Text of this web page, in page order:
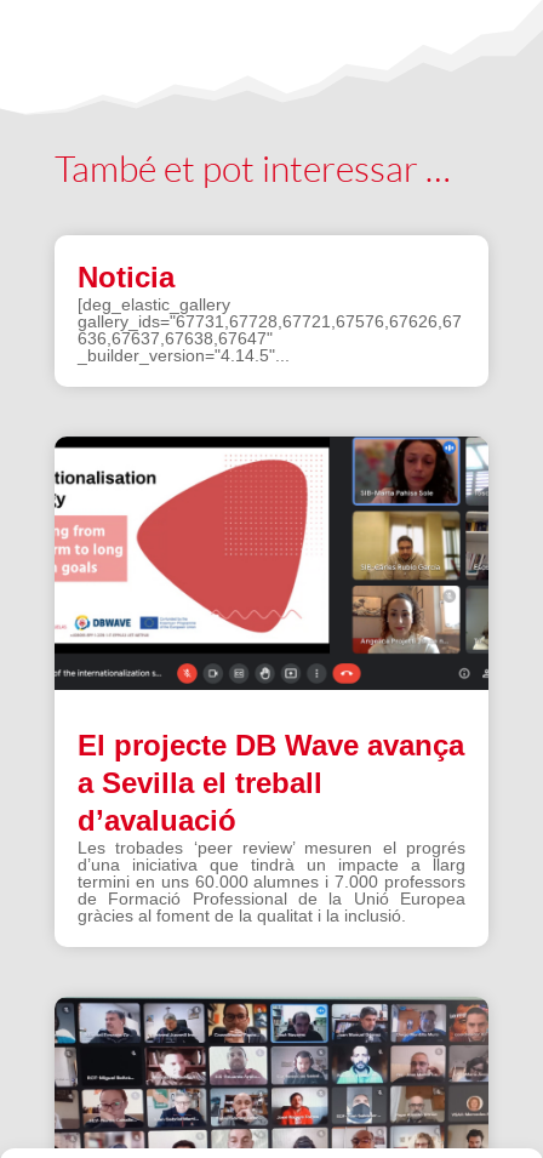
També et pot interessar …
Noticia
[deg_elastic_gallery
gallery_ids="67731,67728,67721,67576,67626,67
636,67637,67638,67647"
_builder_version="4.14.5"...
El projecte DB Wave avança
a Sevilla el treball
d’avaluació
Les trobades ‘peer review’ mesuren el progrés
d’una iniciativa que tindrà un impacte a llarg
termini en uns 60.000 alumnes i 7.000 professors
de Formació Professional de la Unió Europea
gràcies al foment de la qualitat i la inclusió.